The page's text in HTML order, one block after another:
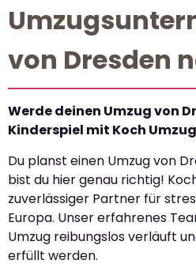
von Dresden
Werde deinen Umzug von
Kinderspiel mit Koch
Du planst einen Umzug von
bist du hier genau richtig!
zuverlässiger Partner für
Europa. Unser erfahrenes
Umzug reibungslos verläuft
erfüllt werden.